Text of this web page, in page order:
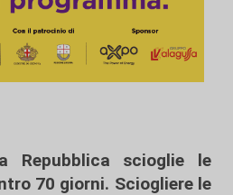
Repubblica scioglie le
70 giorni. Sciogliere le